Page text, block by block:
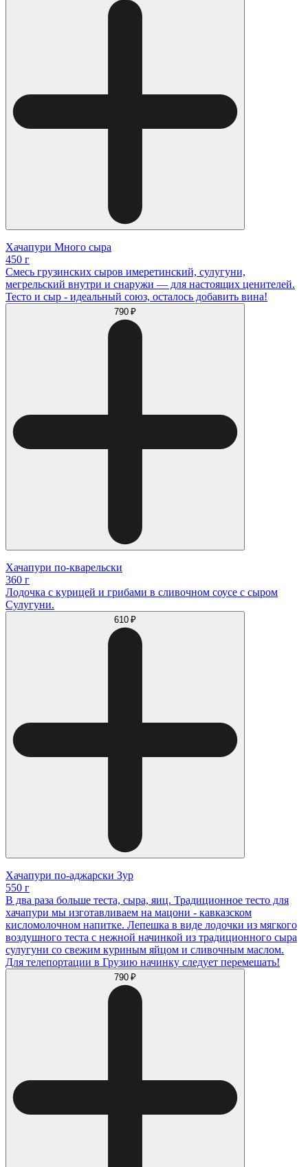
Хачапури Много сыра
450 г
Смесь грузинских сыров имеретинский, сулугуни,
мегрельский внутри и снаружи — для настоящих ценителей.
Тесто и сыр - идеальный союз, осталось добавить вина!
790 ₽
Хачапури по-кварельски
360 г
Лодочка с курицей и грибами в сливочном соусе с сыром
Сулугуни.
610 ₽
Хачапури по-аджарски Зур
550 г
В два раза больше теста, сыра, яиц. Традиционное тесто для
хачапури мы изготавливаем на мацони - кавказском
кисломолочном напитке. Лепешка в виде лодочки из мягкого
воздушного теста с нежной начинкой из традиционного сыра
сулугуни со свежим куриным яйцом и сливочным маслом.
Для телепортации в Грузию начинку следует перемешать!
790 ₽